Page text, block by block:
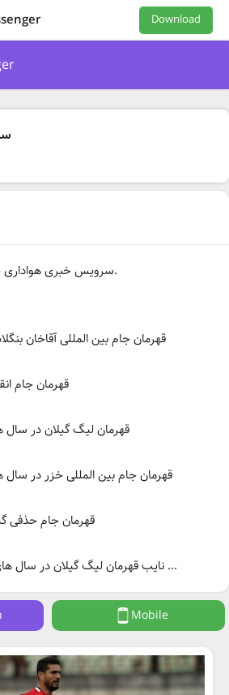
Download
سرویس خبری هواداری تیم سپیدرود رشت.
قهرمان جام بین المللی آقاخان
قهرمان جام
قهرمان لیگ گیلان در سال های 1361
قهرمان جام بین المللی خزر در سال های 1371
قهرمان جام حذفی
نایب قهرمان لیگ گیلان در سال های 1360، 1363، 1 ...
Mobile